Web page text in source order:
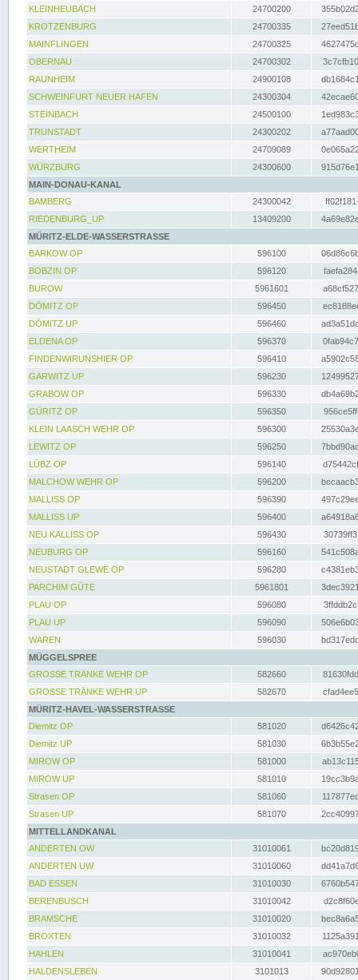
KLEINHEUBACH 24700200
KROTZENBURG
24700335
MAINFLINGEN
24700325
OBERNAU
24700302
RAUNHEIM
24900108
SCHWEINFURT NEUER HAFEN
24300304
STEINBACH
24500100
TRUNSTADT
24300202
WERTHEIM
24709089
WÜRZBURG
24300600
MAIN-DONAU-KANAL
BAMBERG
24300042
RIEDENBURG_UP
13409200
MÜRITZ-ELDE-WASSERSTRASSE
BARKOW OP
596100
BOBZIN OP
596120
BUROW
5961601
DÖMITZ OP
596450
DÖMITZ UP
596460
ELDENA OP
596370
FINDENWIRUNSHIER OP
596410
GARWITZ UP
596230
GRABOW OP
596330
GÜRITZ OP
596350
KLEIN LAASCH WEHR OP
596300
LEWITZ OP
596250
LÜBZ OP
596140
MALCHOW WEHR OP
596200
MALLISS OP
596390
MALLISS UP
596400
NEU KALLISS OP
596430
NEUBURG OP
596160
NEUSTADT GLEWE OP
596280
PARCHIM GÜTE
5961801
PLAU OP
596080
PLAU UP
596090
WAREN
596030
MÜGGELSPREE
GROSSE TRÄNKE WEHR OP
582660
GROSSE TRÄNKE WEHR UP
582670
MÜRITZ-HAVEL-WASSERSTRASSE
Diemitz OP
581020
Diemitz UP
581030
MIROW OP
581000
MIROW UP
581010
Strasen OP
581060
Strasen UP
581070
MITTELLANDKANAL
ANDERTEN OW
31010061
ANDERTEN UW
31010060
BAD ESSEN
31010030
BERENBUSCH
31010042
BRAMSCHE
31010020
BROXTEN
31010032
HAHLEN
31010041
HALDENSLEBEN
3101013